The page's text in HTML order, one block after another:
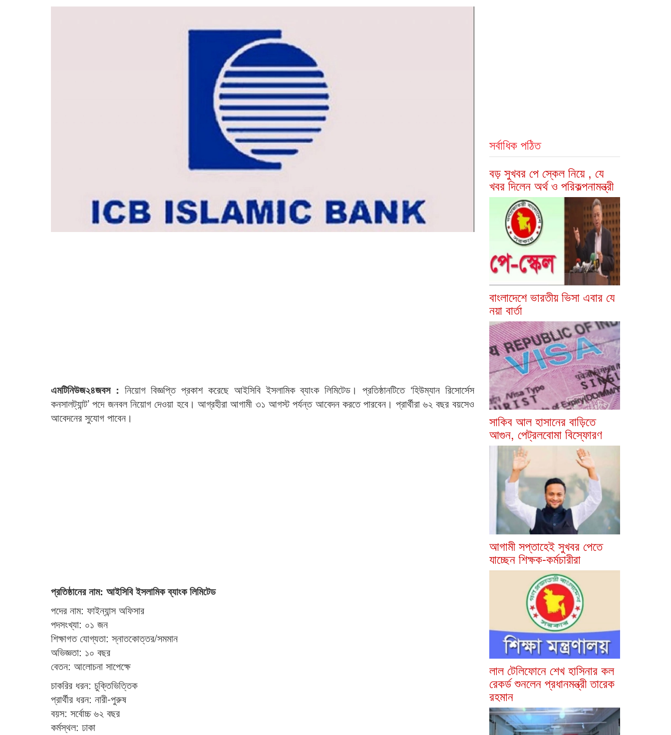
এমটিনিউজ২৪জবস : নিয়োগ বিজ্ঞপ্তি প্রকাশ করেছে আইসিবি ইসলামিক ব্যাংক লিমিটেড। প্রতিষ্ঠানটিতে ‘হিউম্যান রিসোর্সেস
কনসালট্যান্ট’ পদে জনবল নিয়োগ দেওয়া হবে। আগ্রহীরা আগামী ৩১ আগস্ট পর্যন্ত আবেদন করতে পারবেন। প্রার্থীরা ৬২ বছর বয়সেও
আবেদনের সুযোগ পাবেন।
প্রতিষ্ঠানের নাম: আইসিবি ইসলামিক ব্যাংক লিমিটেড
পদের নাম: ফাইন্যান্স অফিসার
পদসংখ্যা: ০১ জন
শিক্ষাগত যোগ্যতা: স্নাতকোত্তর/সমমান
অভিজ্ঞতা: ১০ বছর
বেতন: আলোচনা সাপেক্ষে
চাকরির ধরন: চুক্তিভিত্তিক
প্রার্থীর ধরন: নারী-পুরুষ
বয়স: সর্বোচ্চ ৬২ বছর
কর্মস্থল: ঢাকা
সর্বাধিক পঠিত
বড় সুখবর পে স্কেল নিয়ে , যে
খবর দিলেন অর্থ ও পরিকল্পনামন্ত্রী
বাংলাদেশে ভারতীয় ভিসা এবার যে
নয়া বার্তা
সাকিব আল হাসানের বাড়িতে
আগুন, পেট্রলবোমা বিস্ফোরণ
আগামী সপ্তাহেই সুখবর পেতে
যাচ্ছেন শিক্ষক-কর্মচারীরা
লাল টেলিফোনে শেখ হাসিনার কল
রেকর্ড শুনলেন প্রধানমন্ত্রী তারেক
রহমান